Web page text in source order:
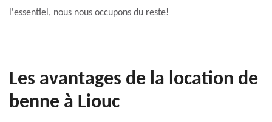
l'essentiel, nous nous occupons du reste!
Les avantages de la location de
benne à Liouc